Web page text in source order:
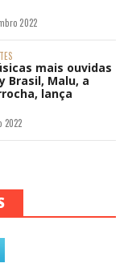
2022
mais ouvidas
Brasil, Malu, a
lança
2022